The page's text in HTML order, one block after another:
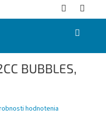
NÁKUPNÝ
BUBBLES,
hodnotenia